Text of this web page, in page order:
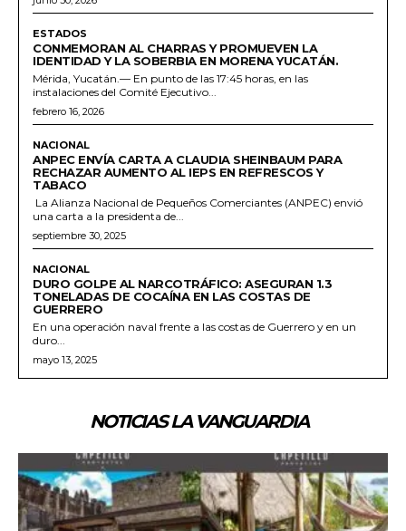
ESTADOS
CONMEMORAN AL CHARRAS Y PROMUEVEN LA
IDENTIDAD Y LA SOBERBIA EN MORENA YUCATÁN.
Mérida, Yucatán.— En punto de las 17:45 horas, en las
instalaciones del Comité Ejecutivo...
febrero 16, 2026
NACIONAL
ANPEC ENVÍA CARTA A CLAUDIA SHEINBAUM PARA
RECHAZAR AUMENTO AL IEPS EN REFRESCOS Y
TABACO
La Alianza Nacional de Pequeños Comerciantes (ANPEC) envió
una carta a la presidenta de...
septiembre 30, 2025
NACIONAL
DURO GOLPE AL NARCOTRÁFICO: ASEGURAN 1.3
TONELADAS DE COCAÍNA EN LAS COSTAS DE
GUERRERO
En una operación naval frente a las costas de Guerrero y en un
duro...
mayo 13, 2025
NOTICIAS LA VANGUARDIA